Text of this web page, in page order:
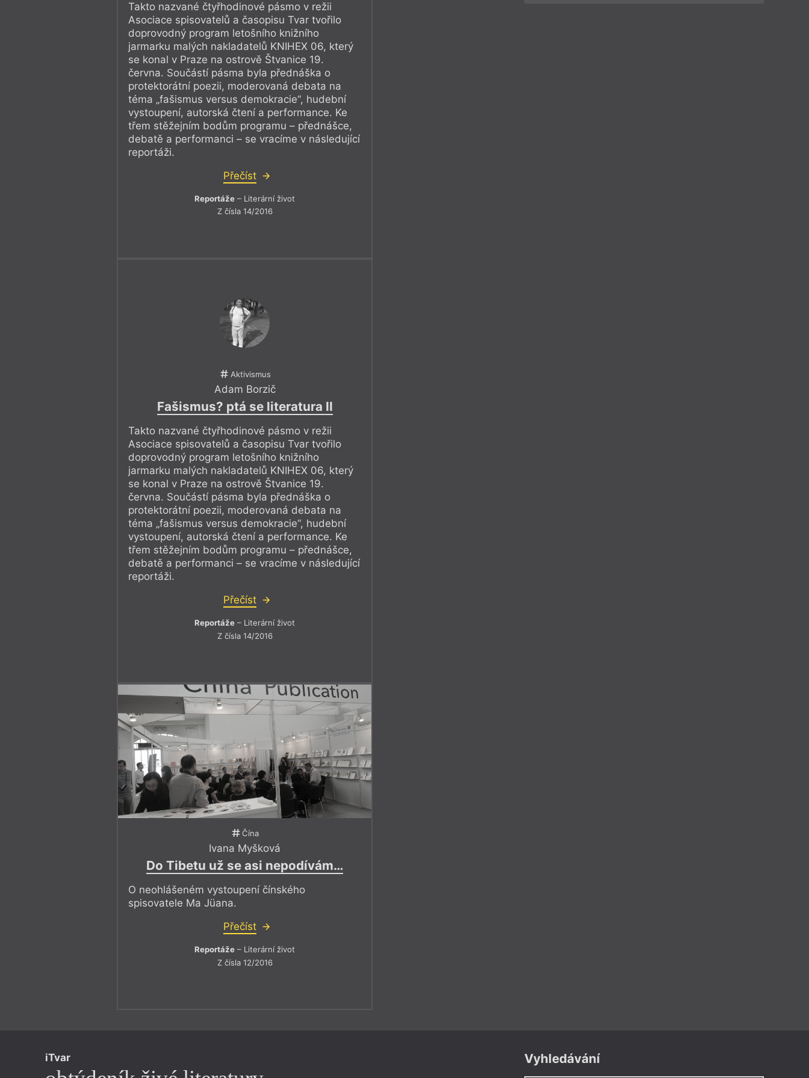
Takto nazvané čtyřhodinové pásmo v režii
Asociace spisovatelů a časopisu Tvar tvořilo
doprovodný program letošního knižního
jarmarku malých nakladatelů KNIHEX 06, který
se konal v Praze na ostrově Štvanice 19.
června. Součástí pásma byla přednáška o
protektorátní poezii, moderovaná debata na
téma „fašismus versus demokracie“, hudební
vystoupení, autorská čtení a performance. Ke
třem stěžejním bodům programu – přednášce,
debatě a performanci – se vracíme v následující
reportáži.
Přečíst
Reportáže – Literární život
Z čísla 14/2016
Aktivismus
Adam Borzič
Fašismus? ptá se literatura II
Takto nazvané čtyřhodinové pásmo v režii
Asociace spisovatelů a časopisu Tvar tvořilo
doprovodný program letošního knižního
jarmarku malých nakladatelů KNIHEX 06, který
se konal v Praze na ostrově Štvanice 19.
června. Součástí pásma byla přednáška o
protektorátní poezii, moderovaná debata na
téma „fašismus versus demokracie“, hudební
vystoupení, autorská čtení a performance. Ke
třem stěžejním bodům programu – přednášce,
debatě a performanci – se vracíme v následující
reportáži.
Přečíst
Reportáže – Literární život
Z čísla 14/2016
Čína
Ivana Myšková
Do Tibetu už se asi nepodívám…
O neohlášeném vystoupení čínského
spisovatele Ma Jüana.
Přečíst
Reportáže – Literární život
Z čísla 12/2016
iTvar Vyhledávání